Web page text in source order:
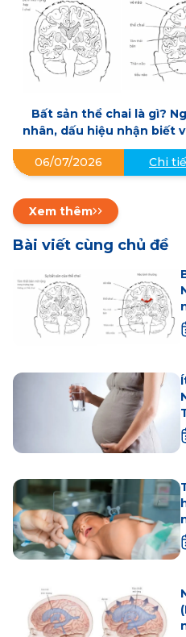
Bất sản thể chai là gì?
nhân, dấu hiệu nhận biết
phòng ngừa
06/07/2026
Chi
Xem thêm
Bài viết cùng chủ đề